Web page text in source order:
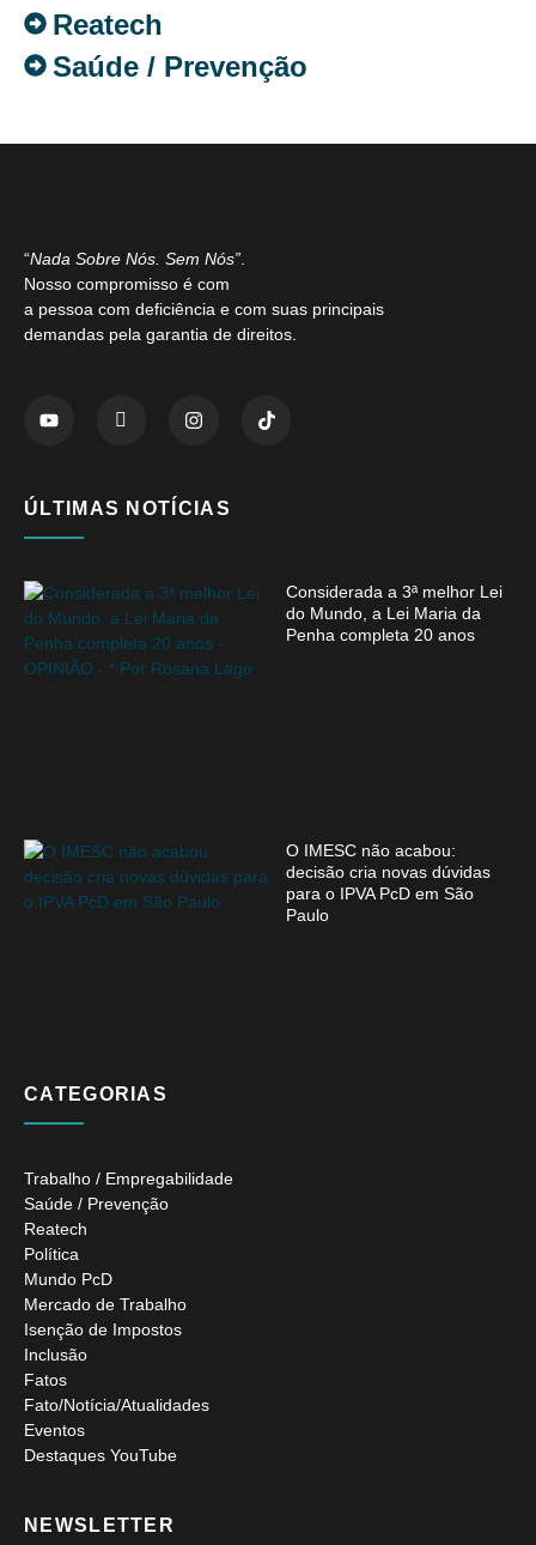
Reatech
Saúde / Prevenção
“Nada Sobre Nós. Sem Nós”
Nosso compromisso é com
a pessoa com deficiência e com suas principais
demandas pela garantia de direitos.
ÚLTIMAS NOTÍCIAS
Considerada a 3ª melhor Lei
do Mundo, a Lei Maria da
Penha completa 20 anos
O IMESC não acabou:
decisão cria novas dúvidas
para o IPVA PcD em São
Paulo
CATEGORIAS
Trabalho / Empregabilidade
Saúde / Prevenção
Reatech
Política
Mundo PcD
Mercado de Trabalho
Isenção de Impostos
Inclusão
Fatos
Fato/Notícia/Atualidades
Eventos
Destaques YouTube
NEWSLETTER